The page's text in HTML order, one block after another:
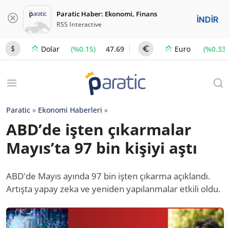
Paratic Haber: Ekonomi, Finans
RSS Interactive İNDİR
Dolar (%0.15) 47.69 Euro (%0.33)
Paratic » Ekonomi Haberleri »
ABD’de işten çıkarmalar
Mayıs’ta 97 bin kişiyi aştı
ABD'de Mayıs ayında 97 bin işten çıkarma açıklandı.
Artışta yapay zeka ve yeniden yapılanmalar etkili oldu.